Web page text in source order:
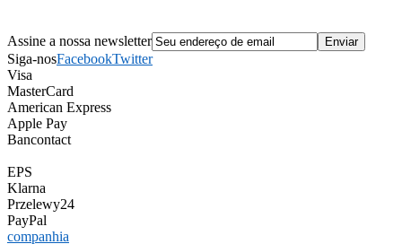
Assine a nossa newsletter
Siga-nosFacebookTwitter
Visa
MasterCard
American Express
Apple Pay
Bancontact
EPS
Klarna
Przelewy24
PayPal
companhia